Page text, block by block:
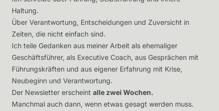
Haltung.
Über Verantwortung, Entscheidungen und Zuversicht in
Zeiten, die nicht einfach sind.
Ich teile Gedanken aus meiner Arbeit als ehemaliger
Geschäftsführer, als Executive Coach, aus Gesprächen mit
Führungskräften und aus eigener Erfahrung mit Krise,
Neubeginn und Verantwortung.
Der Newsletter erscheint alle zwei Wochen.
Manchmal auch dann, wenn etwas gesagt werden muss.